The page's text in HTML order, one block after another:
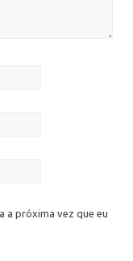
a próxima vez que eu